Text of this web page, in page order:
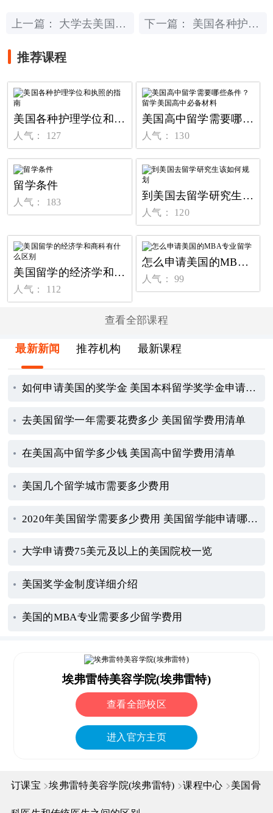
上一篇： 大学去美国留学条件 下一篇： 美国各种护理学位和执照的指南
推荐课程
美国各种护理学位和执照的指南
人气： 127
美国高中留学需要哪些条件？留学美国高中必备材料
人气： 130
留学条件
人气： 183
到美国去留学研究生该如何规划
人气： 120
美国留学的经济学和商科有什么区别
人气： 112
怎么申请美国的MBA专业留学
人气： 99
查看全部课程
最新新闻 推荐机构 最新课程
如何申请美国的奖学金 美国本科留学奖学金申请指南
去美国留学一年需要花费多少 美国留学费用清单
在美国高中留学多少钱 美国高中留学费用清单
美国几个留学城市需要多少费用
2020年美国留学需要多少费用 美国留学能申请哪些奖学金
大学申请费75美元及以上的美国院校一览
美国奖学金制度详细介绍
美国的MBA专业需要多少留学费用
埃弗雷特美容学院(埃弗雷特)
查看全部校区
进入官方主页
订课宝 >埃弗雷特美容学院(埃弗雷特) >课程中心 >美国骨